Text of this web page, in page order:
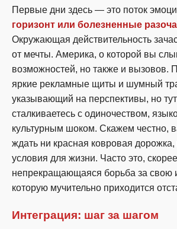
Первые дни здесь — это поток
горизонт или болезненные
Окружающая действительность
от мечты. Америка, о которой вы
возможностей, но также и вызовов.
яркие рекламные щиты и шумный
указывающий на перспективы, но
сталкиваетесь с одиночеством,
культурным шоком. Скажем честно,
ждать ни красная ковровая
условия для жизни. Часто это,
непрекращающаяся борьба за свою
которую мучительно приходится
Интеграция: шаг за шагом